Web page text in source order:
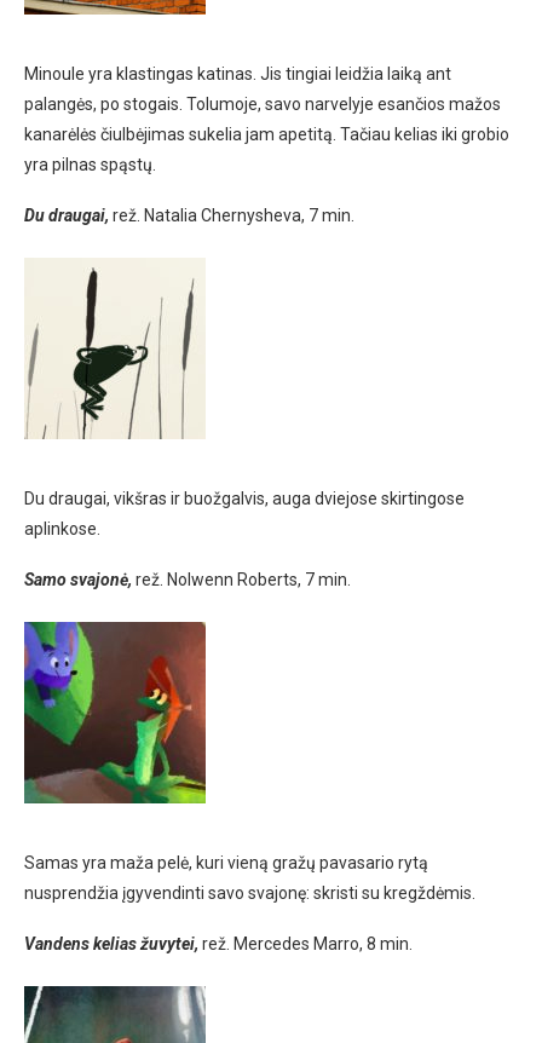
Minoule yra klastingas katinas. Jis tingiai leidžia laiką ant
palangės, po stogais. Tolumoje, savo narvelyje esančios mažos
kanarėlės čiulbėjimas sukelia jam apetitą. Tačiau kelias iki grobio
yra pilnas spąstų.
Du draugai, rež. Natalia Chernysheva, 7 min.
Du draugai, vikšras ir buožgalvis, auga dviejose skirtingose ​​
aplinkose.
Samo svajonė, rež. Nolwenn Roberts, 7 min.
Samas yra maža pelė, kuri vieną gražų pavasario rytą
nusprendžia įgyvendinti savo svajonę: skristi su kregždėmis.
Vandens kelias žuvytei, rež. Mercedes Marro, 8 min.